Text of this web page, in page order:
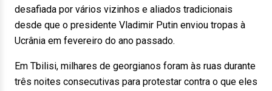
desafiada por vários vizinhos e aliados tradicionais
desde que o presidente Vladimir Putin enviou tropas à
Ucrânia em fevereiro do ano passado.
Em Tbilisi, milhares de georgianos foram às ruas durante
três noites consecutivas para protestar contra o que eles